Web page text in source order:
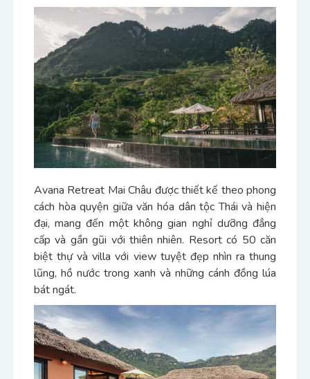
Avana Retreat Mai Châu được thiết kế theo phong
cách hòa quyện giữa văn hóa dân tộc Thái và hiện
đại, mang đến một không gian nghỉ dưỡng đẳng
cấp và gần gũi với thiên nhiên. Resort có 50 căn
biệt thự và villa với view tuyệt đẹp nhìn ra thung
lũng, hồ nước trong xanh và những cánh đồng lúa
bát ngát.